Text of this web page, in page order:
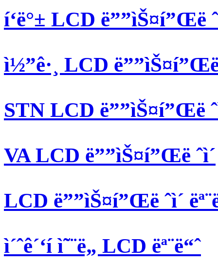
í‘ë°± LCD ë””ìŠ¤í”Œë
ì½”ê·¸ LCD ë””ìŠ¤í”Œë
STN LCD ë””ìŠ¤í”Œë
VA LCD ë””ìŠ¤í”Œë ˆì´
LCD ë””ìŠ¤í”Œë ˆì´
ì´ˆê´‘í­ ì˜¨ë„ LCD ëª¨ë“ˆ